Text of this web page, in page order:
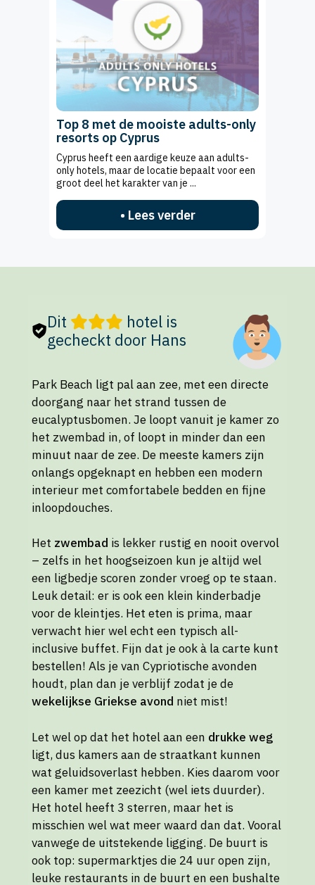
Top 8 met de mooiste adults-only
resorts op Cyprus
Cyprus heeft een aardige keuze aan adults-
only hotels, maar de locatie bepaalt voor een
groot deel het karakter van je ...
• Lees verder
Dit
hotel is
gecheckt door Hans
Park Beach ligt pal aan zee, met een directe
doorgang naar het strand tussen de
eucalyptusbomen. Je loopt vanuit je kamer zo
het zwembad in, of loopt in minder dan een
minuut naar de zee. De meeste kamers zijn
onlangs opgeknapt en hebben een modern
interieur met comfortabele bedden en fijne
inloopdouches.
Het zwembad is lekker rustig en nooit overvol
– zelfs in het hoogseizoen kun je altijd wel
een ligbedje scoren zonder vroeg op te staan.
Leuk detail: er is ook een klein kinderbadje
voor de kleintjes. Het eten is prima, maar
verwacht hier wel echt een typisch all-
inclusive buffet. Fijn dat je ook à la carte kunt
bestellen! Als je van Cypriotische avonden
houdt, plan dan je verblijf zodat je de
wekelijkse Griekse avond niet mist!
Let wel op dat het hotel aan een drukke weg
ligt, dus kamers aan de straatkant kunnen
wat geluidsoverlast hebben. Kies daarom voor
een kamer met zeezicht (wel iets duurder).
Het hotel heeft 3 sterren, maar het is
misschien wel wat meer waard dan dat. Vooral
vanwege de uitstekende ligging. De buurt is
ook top: supermarktjes die 24 uur open zijn,
leuke restaurants in de buurt en een bushalte